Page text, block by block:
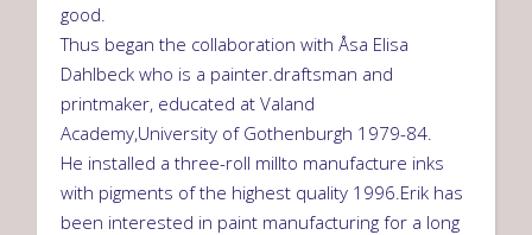
good.
Thus began the collaboration with Åsa Elisa
Dahlbeck who is a painter.draftsman and
printmaker, educated at Valand
Academy,University of Gothenburgh 1979-84.
He installed a three-roll millto manufacture inks
with pigments of the highest quality 1996.Erik has
been interested in paint manufacturing for a long